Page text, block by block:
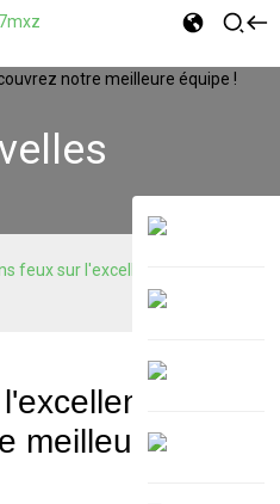
feux sur l'excellence : découvrez
:
meilleure